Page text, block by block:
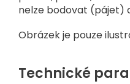
nelze bodovat (pájet)
Obrázek je pouze
Technické